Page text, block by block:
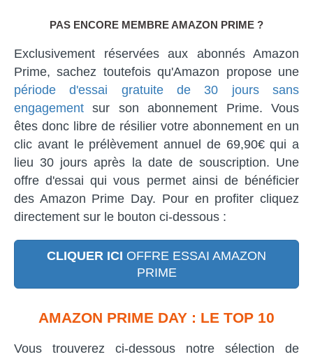
PAS ENCORE MEMBRE AMAZON PRIME ?
Exclusivement réservées aux abonnés Amazon
Prime, sachez toutefois qu'Amazon propose une
période d'essai gratuite de 30 jours sans
engagement sur son abonnement Prime. Vous
êtes donc libre de résilier votre abonnement en un
clic avant le prélèvement annuel de 69,90€ qui a
lieu 30 jours après la date de souscription. Une
offre d'essai qui vous permet ainsi de bénéficier
des Amazon Prime Day. Pour en profiter cliquez
directement sur le bouton ci-dessous :
CLIQUER ICI OFFRE ESSAI AMAZON
PRIME
AMAZON PRIME DAY : LE TOP 10
Vous trouverez ci-dessous notre sélection de